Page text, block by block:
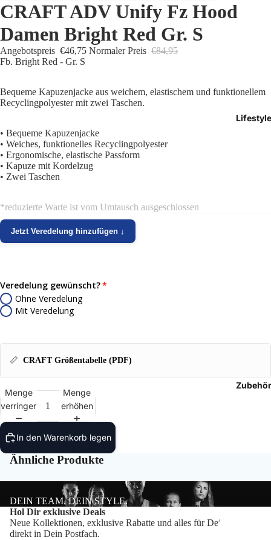
Lifestyle
Hosen
Zubehör
CRAFT ADV Unify Fz Hood
Damen Bright Red Gr. S
Angebotspreis €46,75 Normaler Preis €84,95
Fb. Bright Red - Gr. S
Bequeme Kapuzenjacke aus weichem, elastischem und funktionellem
Recyclingpolyester mit zwei Taschen.
• Bequeme Kapuzenjacke
• Weiches, funktionelles Recyclingpolyester
• Ergonomische, elastische Passform
• Kapuze mit Kordelzug
• Zwei Taschen
*reduzierte Warte ist vom Umtausch ausgeschlossen
Jetzt Veredelung hinzufügen ↓
Veredelung gewünscht?
Ohne Veredelung
Mit Veredelung
📏 CRAFT Größentabelle (PDF)
Menge
verringern
Menge
erhöhen
In den Warenkorb legen
Ähnliche Produkte
DEIN TEAM. DEIN STYLE.
Hol Dir exklusive Deals
Neue Kollektionen, exklusive Rabatte und alles für Dein Team –
direkt in Dein Postfach.
Datenschutzerklärung
Impressum